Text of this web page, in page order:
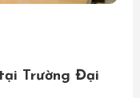
Trường Đại